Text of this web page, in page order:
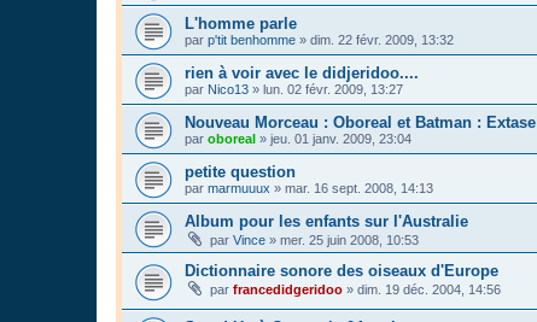
L'homme parle
par p'tit benhomme » dim. 22 févr. 2009, 13:32
rien à voir avec le didjeridoo....
par Nico13 » lun. 02 févr. 2009, 13:27
Nouveau Morceau : Oboreal et Batman : Extase
par oboreal » jeu. 01 janv. 2009, 23:04
petite question
par marmuuux » mar. 16 sept. 2008, 14:13
Album pour les enfants sur l'Australie
par Vince » mer. 25 juin 2008, 10:53
Dictionnaire sonore des oiseaux d'Europe
par francedidgeridoo » dim. 19 déc. 2004, 14:56